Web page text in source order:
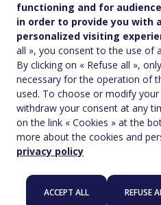
Contact & accès
Charte réseaux
sociaux
Accessibilité : Non-conforme
Politique de confidentialité et vie
Crédit :Agence La Jungle
functioning and for
in order to provide you with
personalized visiting
all », you consent to the use of
By clicking on « Refuse all »,
necessary for the operation of
used. To choose or modify
withdraw your consent at any
on the link « Cookies » at the
more about the cookies and
privacy policy
ACCEPT ALL REFUSE